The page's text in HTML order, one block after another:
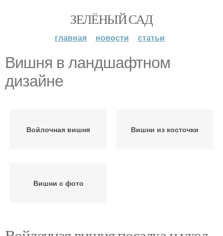
ЗЕЛЁНЫЙ САД
главная новости статьи
Вишня в ландшафтном
дизайне
Войлочная вишня Вишни из косточки
Вишни с фото